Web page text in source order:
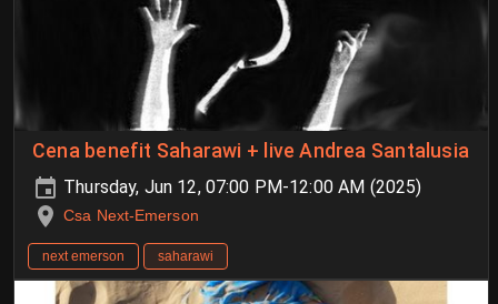
Cena benefit Saharawi + live Andrea Santalusia
Thursday, Jun 12, 07:00 PM-12:00 AM (2025)
Csa Next-Emerson
next emerson saharawi